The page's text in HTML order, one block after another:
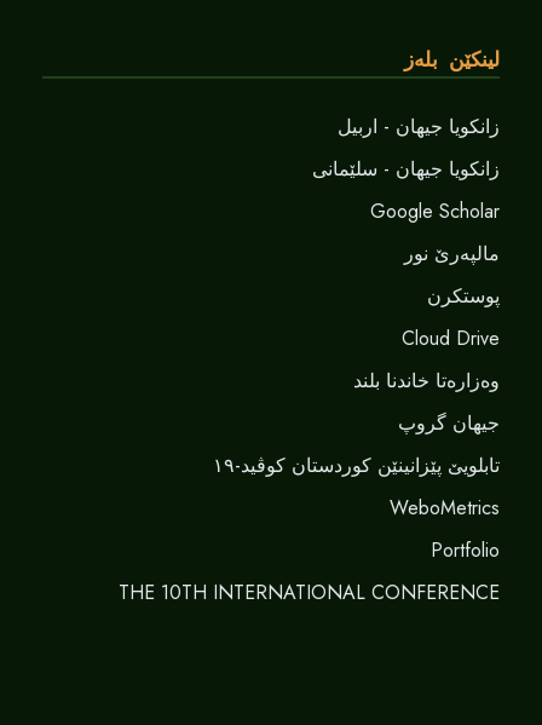
لینکێن بلەز
زانکویا جیهان - اربیل
زانکویا جیهان - سلێمانی
Google Scholar
مالپەرێ نور
پوستکرن
Cloud Drive
وەزارەتا خاندنا بلند
جیهان گروپ
تابلویێ پێزانینێن کوردستان کوڤید-١٩
WeboMetrics
Portfolio
THE 10TH INTERNATIONAL CONFERENCE